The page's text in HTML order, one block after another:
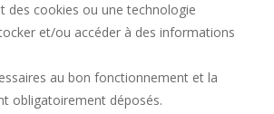
des cookies ou une technologie
et/ou accéder à des informations
au bon fonctionnement et la
obligatoirement déposés.